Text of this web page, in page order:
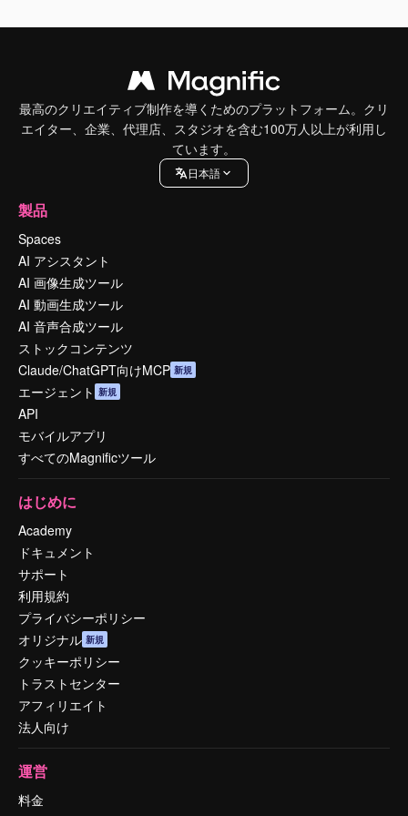
最高のクリエイティブ制作を導くためのプラットフォーム。クリ
エイター、企業、代理店、スタジオを含む100万人以上が利用し
ています。
日本語
製品
Spaces
AI アシスタント
AI 画像生成ツール
AI 動画生成ツール
AI 音声合成ツール
ストックコンテンツ
Claude/ChatGPT向けMCP 新規
エージェント 新規
API
モバイルアプリ
すべてのMagnificツール
はじめに
Academy
ドキュメント
サポート
利用規約
プライバシーポリシー
オリジナル 新規
クッキーポリシー
トラストセンター
アフィリエイト
法人向け
運営
料金